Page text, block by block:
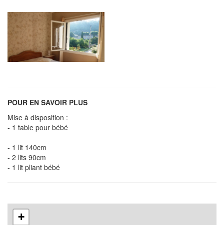
POUR EN SAVOIR PLUS
Mise à disposition :
- 1 table pour bébé
- 1 lit 140cm
- 2 lits 90cm
- 1 lit pliant bébé
+